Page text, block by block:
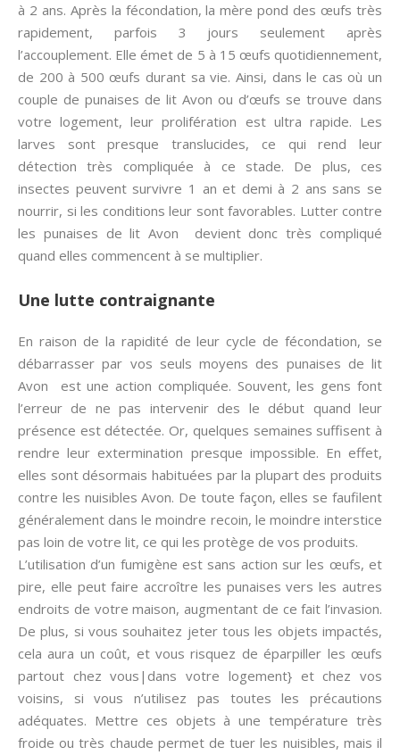
à 2 ans. Après la fécondation, la mère pond des œufs très
rapidement, parfois 3 jours seulement après
l’accouplement. Elle émet de 5 à 15 œufs quotidiennement,
de 200 à 500 œufs durant sa vie. Ainsi, dans le cas où un
couple de punaises de lit Avon ou d’œufs se trouve dans
votre logement, leur prolifération est ultra rapide. Les
larves sont presque translucides, ce qui rend leur
détection très compliquée à ce stade. De plus, ces
insectes peuvent survivre 1 an et demi à 2 ans sans se
nourrir, si les conditions leur sont favorables. Lutter contre
les punaises de lit Avon devient donc très compliqué
quand elles commencent à se multiplier.
Une lutte contraignante
En raison de la rapidité de leur cycle de fécondation, se
débarrasser par vos seuls moyens des punaises de lit
Avon est une action compliquée. Souvent, les gens font
l’erreur de ne pas intervenir des le début quand leur
présence est détectée. Or, quelques semaines suffisent à
rendre leur extermination presque impossible. En effet,
elles sont désormais habituées par la plupart des produits
contre les nuisibles Avon. De toute façon, elles se faufilent
généralement dans le moindre recoin, le moindre interstice
pas loin de votre lit, ce qui les protège de vos produits.
L’utilisation d’un fumigène est sans action sur les œufs, et
pire, elle peut faire accroître les punaises vers les autres
endroits de votre maison, augmentant de ce fait l’invasion.
De plus, si vous souhaitez jeter tous les objets impactés,
cela aura un coût, et vous risquez de éparpiller les œufs
partout chez vous|dans votre logement} et chez vos
voisins, si vous n’utilisez pas toutes les précautions
adéquates. Mettre ces objets à une température très
froide ou très chaude permet de tuer les nuisibles, mais il